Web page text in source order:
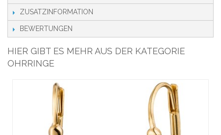
ZUSATZINFORMATION
BEWERTUNGEN
HIER GIBT ES MEHR AUS DER KATEGORIE
OHRRINGE